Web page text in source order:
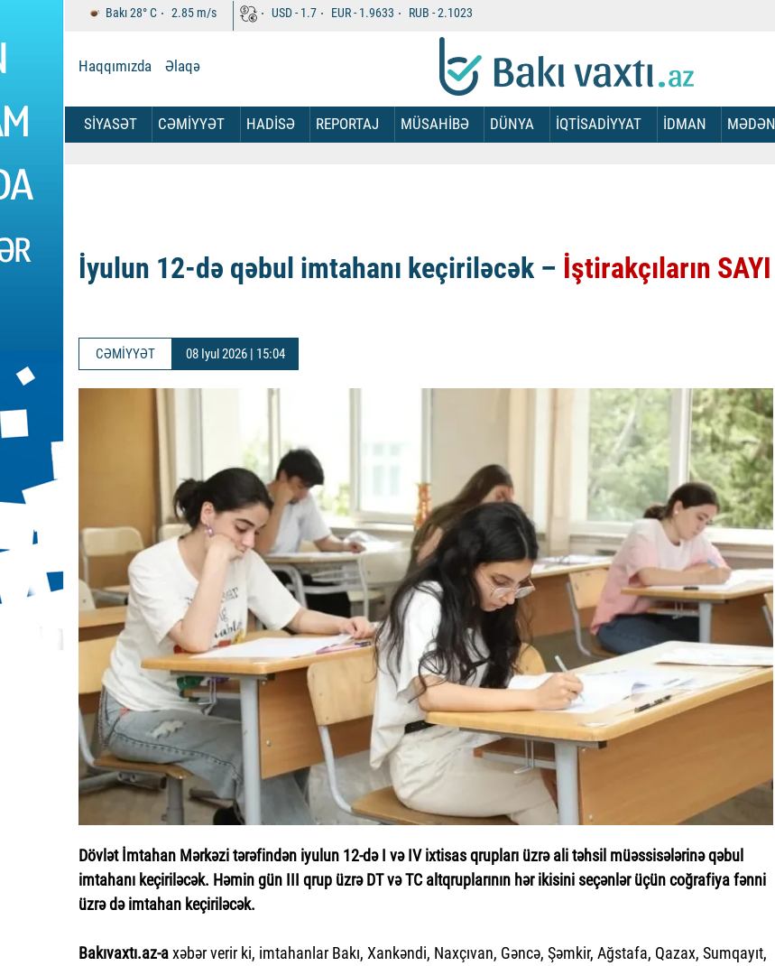
Bakı28°C 2.85m/s USD -1.7 EUR -1.9633 RUB -2.1023
Haqqımızda Əlaqə
SİYASƏT CƏMİYYƏT HADİSƏ REPORTAJ MÜSAHİBƏ DÜNYA İQTİSADİYYAT İDMAN
İyulun 12-də qəbul imtahanı keçiriləcək – İştirakçıların SAYI
CƏMİYYƏT 08 Iyul 2026 | 15:04
Dövlət İmtahan Mərkəzi tərəfindən iyulun 12-də I və IV ixtisas qrupları üzrə ali təhsil müəssisələrinə qəbul
imtahanı keçiriləcək. Həmin gün III qrup üzrə DT və TC altqruplarının hər ikisini seçənlər üçün coğrafiya fənni
üzrə də imtahan keçiriləcək.
Bakıvaxtı.az-axəbər verir ki, imtahanlar Bakı, Xankəndi, Naxçıvan, Gəncə, Şəmkir, Ağstafa, Qazax, Sumqayıt,